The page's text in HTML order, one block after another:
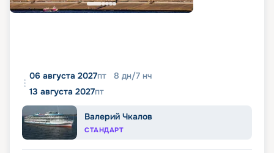
06 августа 2027пт 8 дн/7 нч
13 августа 2027пт
Валерий Чкалов
СТАНДАРТ